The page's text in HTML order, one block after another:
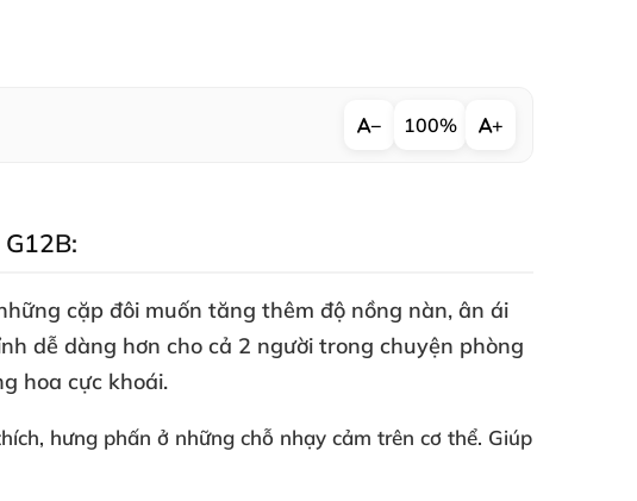
− 100% +
cặp đôi muốn tăng thêm độ nồng nàn, ân ái
dễ dàng hơn cho cả 2 người trong chuyện phòng
hoa cực khoái.
, hưng phấn ở những chỗ nhạy cảm trên cơ thể. Giúp